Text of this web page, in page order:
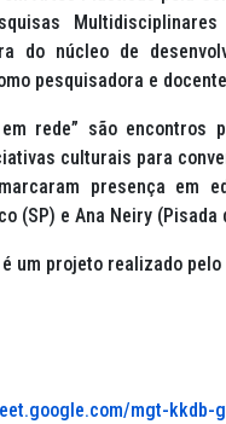
do núcleo de
pesquisadora e
rede” são encontros
culturais para
presença em
(SP) e Ana Neiry (Pisada
um projeto realizado
mgt-kkdb-